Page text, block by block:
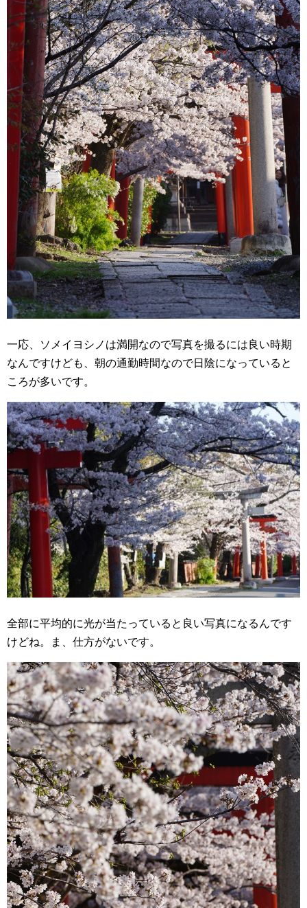
一応、ソメイヨシノは満開なので写真を撮るには良い時期
なんですけども、朝の通勤時間なので日陰になっていると
ころが多いです。
全部に平均的に光が当たっていると良い写真になるんです
けどね。ま、仕方がないです。